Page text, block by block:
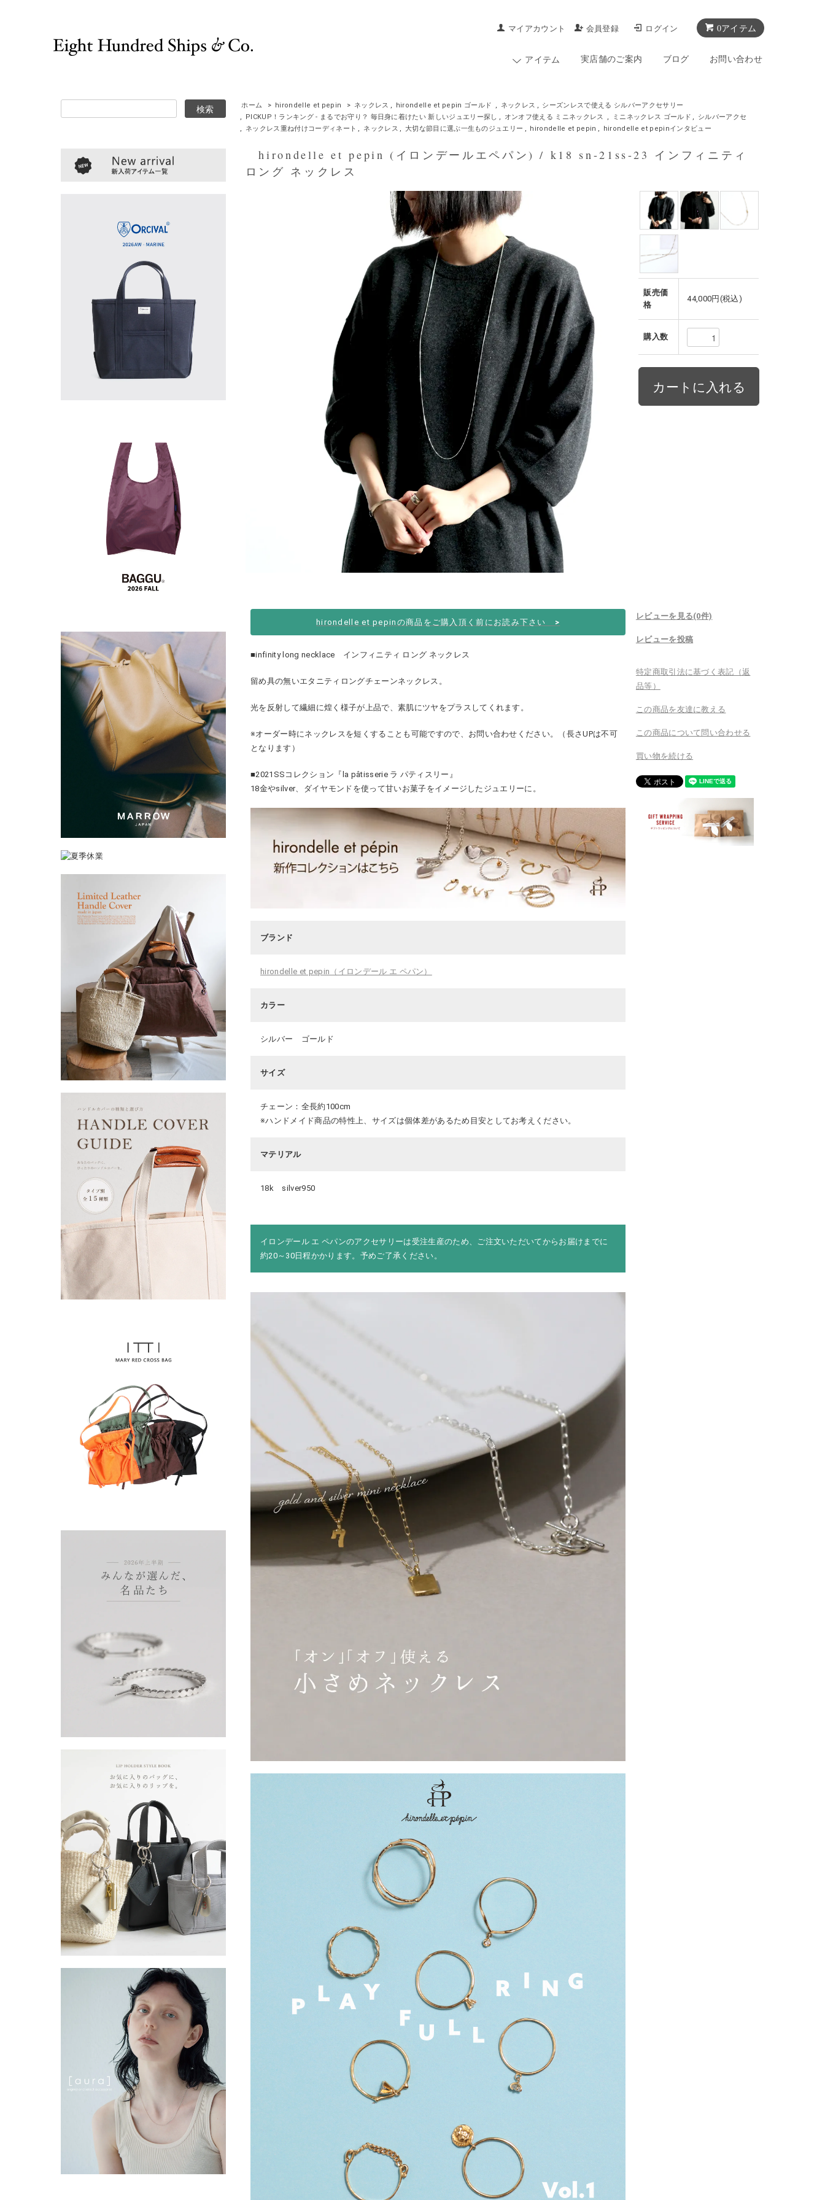
0アイテム
マイアカウント 会員登録 ログイン
アイテム 実店舗のご案内 ブログ お問い合わせ
ホーム > hirondelle et pepin > ネックレス , hirondelle et pepin ゴールド , ネックレス , シーズンレスで使える シルバーアクセサリー
,
PICKUP！ランキング - まるでお守り？ 毎日身に着けたい 新しいジュエリー探し , オンオフ使える ミニネックレス , ミニネックレス ゴールド ,
シルバーアクセ
,
ネックレス重ね付けコーディネート , ネックレス , 大切な節目に選ぶ一生ものジュエリー , hirondelle et pepin , hirondelle et pepinインタビュー
hirondelle et pepin (イロンデールエペパン) / k18 sn-21ss-23 インフィニティ
ロング ネックレス
販売価
格
44,000円(税込)
購入数
hirondelle et pepinの商品をご購入頂く前にお読み下さい >
■infinity long necklace インフィニティ ロング ネックレス
留め具の無いエタニティロングチェーンネックレス。
光を反射して繊細に煌く様子が上品で、素肌にツヤをプラスしてくれます。
※オーダー時にネックレスを短くすることも可能ですので、お問い合わせください。（長さUPは不可
となります）
■2021SSコレクション『la pâtisserie ラ パティスリー』
18金やsilver、ダイヤモンドを使って甘いお菓子をイメージしたジュエリーに。
ブランド
hirondelle et pepin（イロンデール エ ペパン）
カラー
シルバー ゴールド
サイズ
チェーン：全長約100cm
※ハンドメイド商品の特性上、サイズは個体差があるため目安としてお考えください。
マテリアル
18k silver950
イロンデール エ ペパンのアクセサリーは受注生産のため、ご注文いただいてからお届けまでに
約20～30日程かかります。予めご了承ください。
レビューを見る(0件)
レビューを投稿
特定商取引法に基づく表記（返
品等）
この商品を友達に教える
この商品について問い合わせる
買い物を続ける